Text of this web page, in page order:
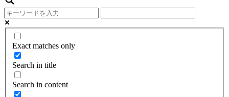
Exact matches only
Search in title
Search in content